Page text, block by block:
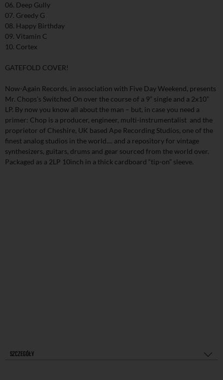
06. Deep Gully
07. Greedy G
08. Happy Birthday
09. Vitamin C
10. Cortex
GATEFOLD COVER!
Now-Again Records, in association with Five Day Weekend, presents
Mr. Chops’s Switched On over the course of a 9” single and a 2x10”
LP. By now you know all about the man – but, in case you need a
primer: Chop is a producer, engineer, multi-instrumentalist and the
proprietor of Cheshire, UK based Ape Recording Studios, one of the
finest analog studios in the world.... and a repository for vintage
synthesizers, guitars, drums and gear sourced from the world over.
Packaged as a 2LP 10inch in a thick cardboard “tip-on” sleeve.
SZCZEGÓŁY